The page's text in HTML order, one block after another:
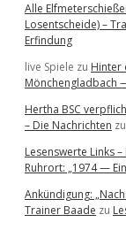
Alle
Losentscheide) –
Erfindung
live Spiele zu Hinter
Mönchengladbach
Hertha BSC
– Die Nachrichten zu
Lesenswerte Links
Ruhrort: „1974 —
Ankündigung:
Trainer Baade zu